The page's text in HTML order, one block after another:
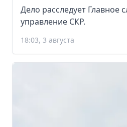
Дело расследует Главное
управление СКР.
18:03, 3 августа